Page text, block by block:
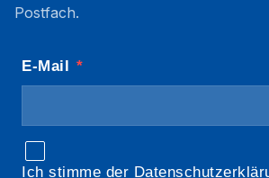
Postfach.